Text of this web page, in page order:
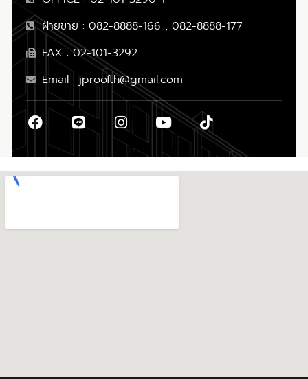
ฝ่ายขาย : 082-8888-166 , 082-8888-177
FAX : 02-101-3292
Email : jproofth@gmail.com